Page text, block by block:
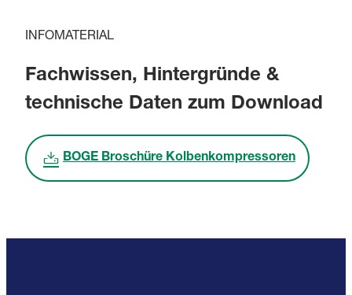
INFOMATERIAL
Fachwissen, Hintergründe &
technische Daten zum Download
BOGE Broschüre Kolbenkompressoren